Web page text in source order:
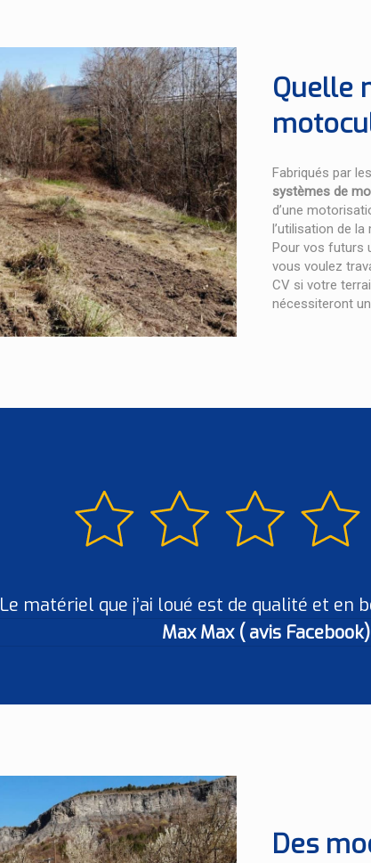
Quelle
Fabriqués par
systèmes de
d’une
l’utilisation de la
Pour vos futurs
vous voulez
CV si votre
nécessiteront
Le matériel que j’ai loué est de qualité et en
Max Max ( avis Facebook)
Des